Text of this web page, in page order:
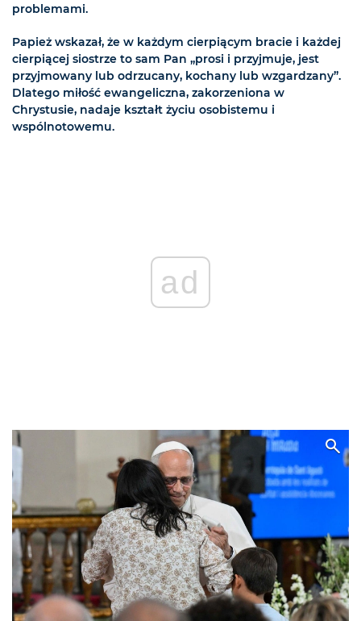
problemami.
Papież wskazał, że w każdym cierpiącym bracie i każdej
cierpiącej siostrze to sam Pan „prosi i przyjmuje, jest
przyjmowany lub odrzucany, kochany lub wzgardzany”.
Dlatego miłość ewangeliczna, zakorzeniona w
Chrystusie, nadaje kształt życiu osobistemu i
wspólnotowemu.
ad